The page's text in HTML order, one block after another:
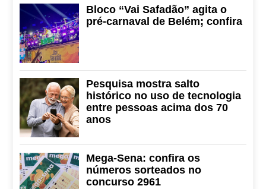
Bloco “Vai Safadão” agita o
pré-carnaval de Belém; confira
Pesquisa mostra salto
histórico no uso de tecnologia
entre pessoas acima dos 70
anos
Mega-Sena: confira os
números sorteados no
concurso 2961